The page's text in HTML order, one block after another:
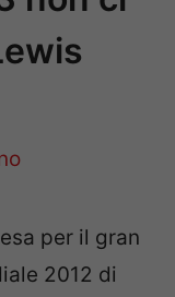
per il gran
2012 di